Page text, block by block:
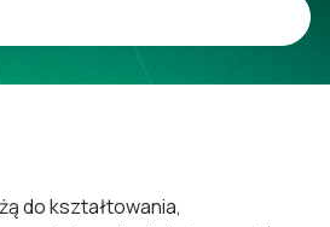
do kształtowania,